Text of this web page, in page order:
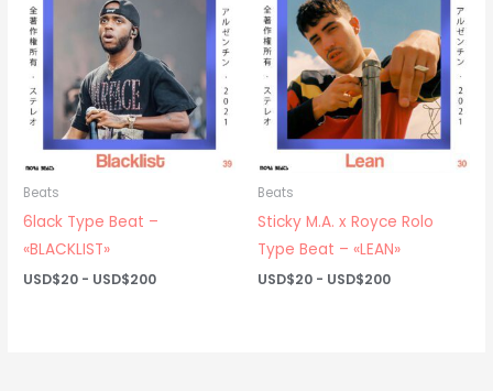
Beats
6lack Type Beat –
«BLACKLIST»
USD$20 - USD$200Rango
Beats
Sticky M.A. x Royce Rolo
Type Beat – «LEAN»
USD$20 - USD$200Rango